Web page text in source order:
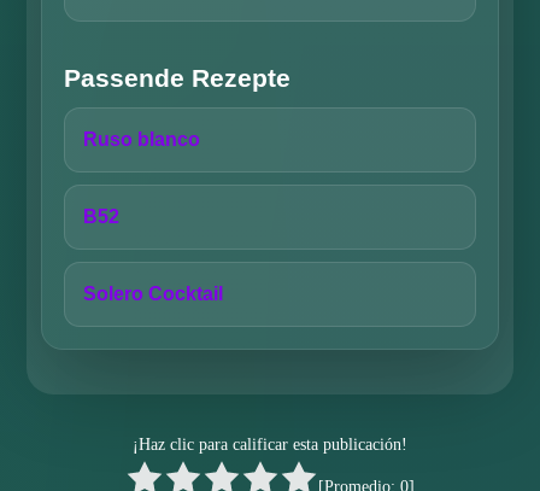
Passende Rezepte
Ruso blanco
B52
Solero Cocktail
¡Haz clic para calificar esta publicación!
[Promedio: 0]